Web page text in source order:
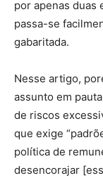
por apenas duas
passa-se
gabaritada.
Nesse artigo,
assunto em
de riscos
que exige
política de
desencorajar